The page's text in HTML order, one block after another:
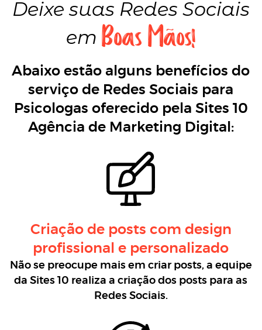
Deixe suas Redes Sociais
em Boas Mãos!
Abaixo estão alguns benefícios do
serviço de Redes Sociais para
Psicologas oferecido pela Sites 10
Agência de Marketing Digital:
Criação de posts com design
profissional e personalizado
Não se preocupe mais em criar posts, a equipe
da Sites 10 realiza a criação dos posts para as
Redes Sociais.